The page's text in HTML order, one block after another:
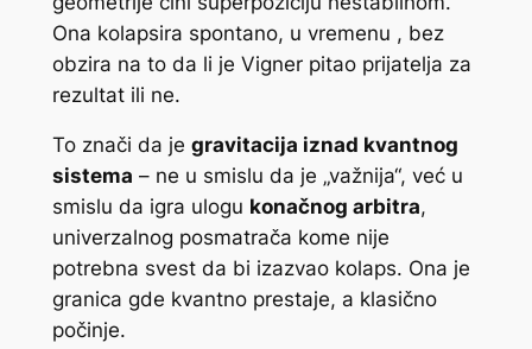
Ona kolapsira spontano, u vremenu , bez
obzira na to da li je Vigner pitao prijatelja za
rezultat ili ne.
To znači da je gravitacija iznad kvantnog
sistema – ne u smislu da je „važnija“, već u
smislu da igra ulogu konačnog arbitra,
univerzalnog posmatrača kome nije
potrebna svest da bi izazvao kolaps. Ona je
granica gde kvantno prestaje, a klasično
počinje.